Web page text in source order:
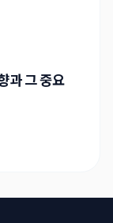
과 그 중요